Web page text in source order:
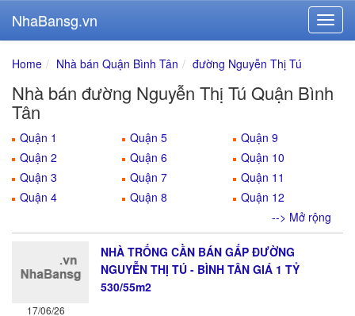
NhaBansg.vn
Home Nhà bán Quận Bình Tân đường Nguyễn Thị Tú
Nhà bán đường Nguyễn Thị Tú Quận Bình
Tân
Quận 1
Quận 2
Quận 3
Quận 4
Quận 5
Quận 6
Quận 7
Quận 8
Quận 9
Quận 10
Quận 11
Quận 12
--> Mở rộng
17/06/26
NHÀ TRỐNG CẦN BÁN GẤP ĐƯỜNG
NGUYỄN THỊ TÚ - BÌNH TÂN GIÁ 1 TỶ
530/55m2